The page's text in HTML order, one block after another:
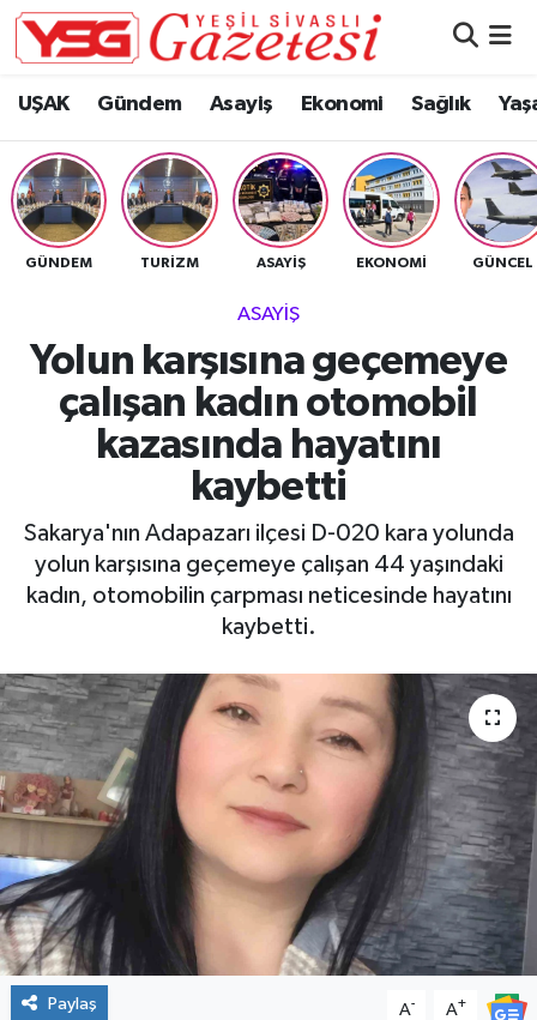
UŞAK Gündem Asayiş Ekonomi Sağlık
GÜNDEM TURIZM ASAYIŞ EKONOMI GÜNCEL
ASAYIŞ
Yolun karşısına geçemeye
çalışan kadın otomobil
kazasında hayatını
kaybetti
Sakarya'nın Adapazarı ilçesi D-020 kara yolunda
yolun karşısına geçemeye çalışan 44 yaşındaki
kadın, otomobilin çarpması neticesinde hayatını
kaybetti.
Paylaş A- A+
Hava Durumu
Namaz Vakitleri
Trafik Durumu
Tüm Manşetler
Son Dakika Haberleri